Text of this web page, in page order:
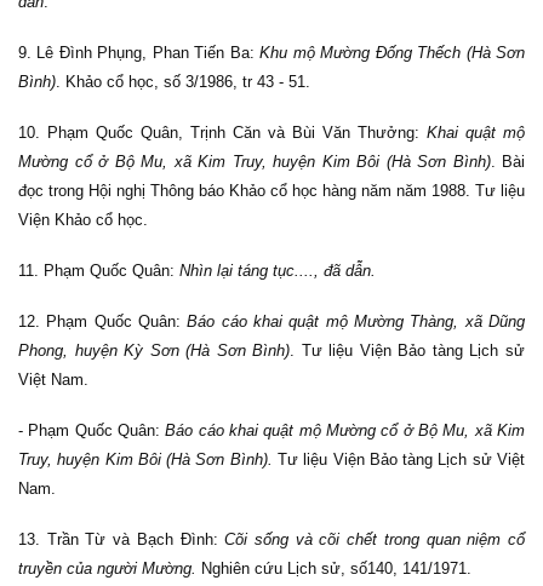
9. Lê Đình Phụng, Phan Tiến Ba:Khu mộ Mường Đống Thếch (Hà Sơn
Bình) . Khảo cổ học, số 3/1986, tr 43 - 51.
10. Phạm Quốc Quân, Trịnh Căn và Bùi Văn Thưởng: Khai quật mộ
Mường cổ ở Bộ Mu, xã Kim Truy, huyện Kim Bôi (Hà Sơn Bình). Bài
đọc trong Hội nghị Thông báo Khảo cổ học hàng năm năm 1988. Tư liệu
Viện Khảo cổ học.
11. Phạm Quốc Quân: Nhìn lại táng tục...., đã dẫn.
12. Phạm Quốc Quân:Báo cáo khai quật mộ Mường Thàng, xã Dũng
Phong, huyện Kỳ Sơn (Hà Sơn Bình) . Tư liệu Viện Bảo tàng Lịch sử
Việt Nam.
- Phạm Quốc Quân:Báo cáo khai quật mộ Mường cổ ở Bộ Mu, xã Kim
Truy, huyện Kim Bôi (Hà Sơn Bình). Tư liệu Viện Bảo tàng Lịch sử Việt
Nam.
13. Trần Từ và Bạch Đình:Cõi sống và cõi chết trong quan niệm cổ
truyền của người Mường. Nghiên cứu Lịch sử, số140, 141/1971.